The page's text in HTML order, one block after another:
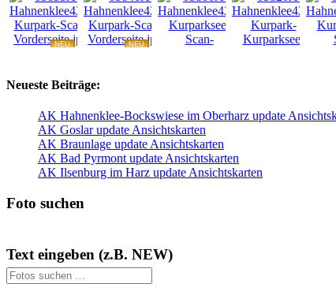
NEU
NEU
Neueste Beiträge:
AK Hahnenklee-Bockswiese im Oberharz update
AK Goslar update Ansichtskarten
AK Braunlage update Ansichtskarten
AK Bad Pyrmont update Ansichtskarten
AK Ilsenburg im Harz update Ansichtskarten
Foto suchen
Text eingeben (z.B. NEW)